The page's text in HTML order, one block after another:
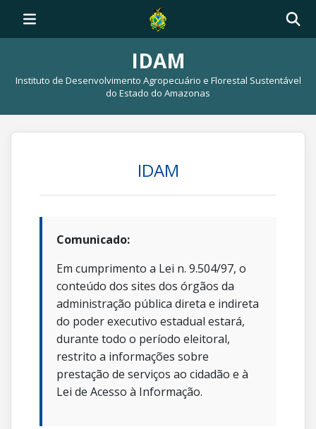
IDAM
Instituto de Desenvolvimento Agropecuário e Florestal Sustentável
do Estado do Amazonas
IDAM
Comunicado:
Em cumprimento a Lei n. 9.504/97, o
conteúdo dos sites dos órgãos da
administração pública direta e indireta
do poder executivo estadual estará,
durante todo o período eleitoral,
restrito a informações sobre
prestação de serviços ao cidadão e à
Lei de Acesso à Informação.